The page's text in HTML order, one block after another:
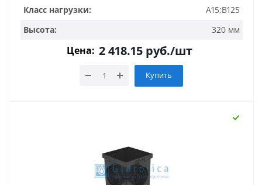
Класс нагрузки:
A15;B125
Высота:
320 мм
Цена: 2 418.15 руб./шт
Купить